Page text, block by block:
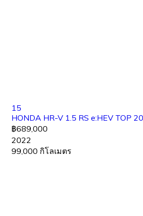
15
HONDA HR-V 1.5 RS e:HEV TOP
฿689,000
2022
99,000 กิโลเมตร